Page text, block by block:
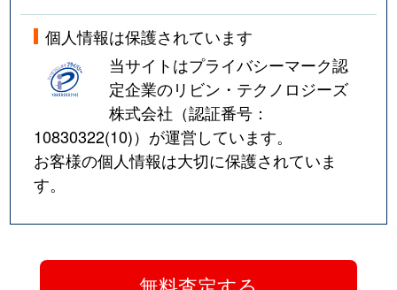
個人情報は保護されています
当サイトはプライバシーマーク認
定企業のリビン・テクノロジーズ
株式会社（認証番号：
10830322(10)）が運営しています。
お客様の個人情報は大切に保護されていま
す。